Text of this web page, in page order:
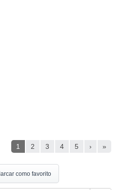
1 2 3 4 5 › »
como favorito